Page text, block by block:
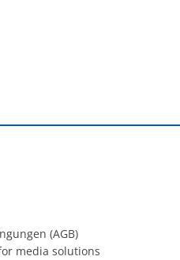
(AGB)
media solutions